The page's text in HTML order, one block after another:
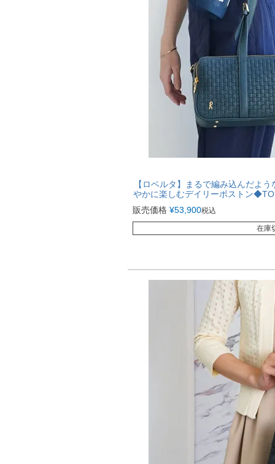
【ロベルタ】まるで編み込んだよ
やかに楽しむデイリーボストン
販売価格 ¥53,900税込
在庫